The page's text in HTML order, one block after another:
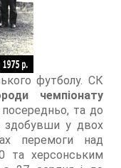
футболу. СК
чемпіонату
та до
здобувши у двох
перемоги над
та херсонським